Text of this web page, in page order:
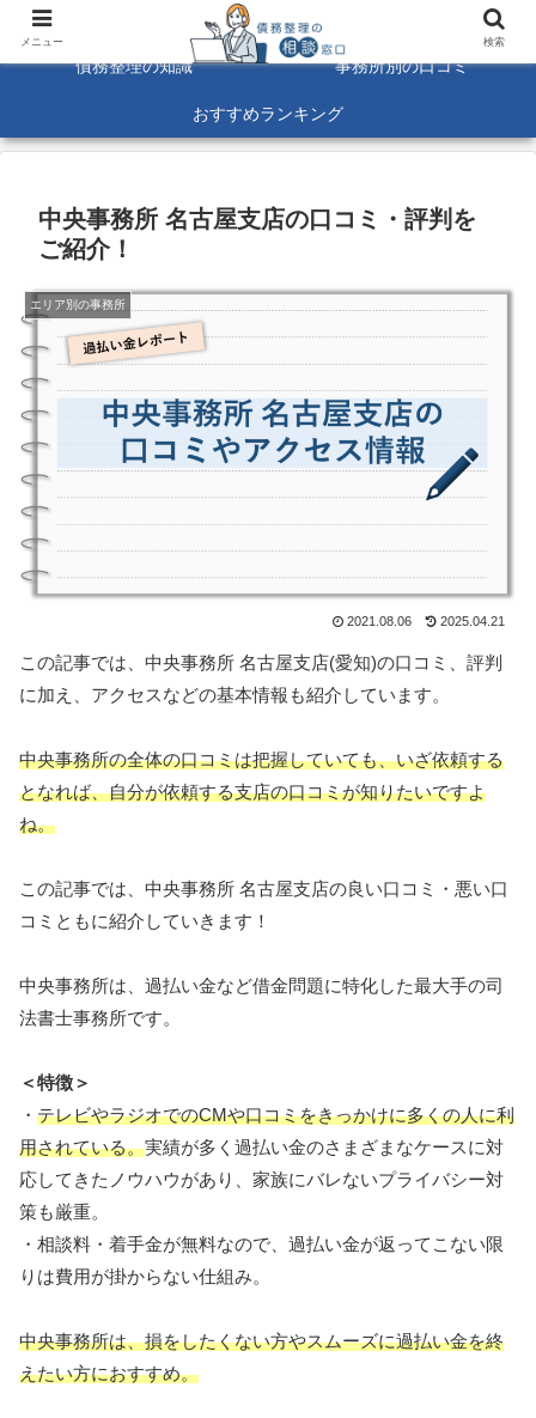
債務整理に関する悩みを解決！☆口コミ募集中☆
債務整理の知識 事務所別の口コミ
おすすめランキング
中央事務所 名古屋支店の口コミ・評判を
ご紹介！
エリア別の事務所
2021.08.06 2025.04.21
この記事では、中央事務所 名古屋支店(愛知)の口コミ、評判
に加え、アクセスなどの基本情報も紹介しています。
中央事務所の全体の口コミは把握していても、いざ依頼する
となれば、自分が依頼する支店の口コミが知りたいですよ
ね。
この記事では、中央事務所 名古屋支店の良い口コミ・悪い口
コミともに紹介していきます！
中央事務所は、過払い金など借金問題に特化した最大手の司
法書士事務所です。
＜特徴＞
・ テレビやラジオでのCMや口コミをきっかけに多くの人に利
用されている。実績が多く過払い金のさまざまなケースに対
応してきたノウハウがあり、家族にバレないプライバシー対
策も厳重。
・相談料・着手金が無料なので、過払い金が返ってこない限
りは費用が掛からない仕組み。
中央事務所は、損をしたくない方やスムーズに過払い金を終
えたい方におすすめ。
メニュー 検索